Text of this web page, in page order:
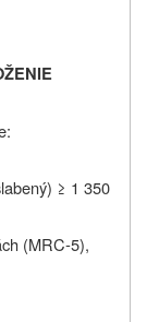
≥ 1 350
(MRC‑5),